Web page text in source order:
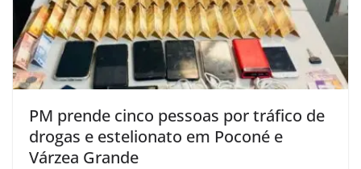
PM prende cinco pessoas por tráfico de
drogas e estelionato em Poconé e
Várzea Grande